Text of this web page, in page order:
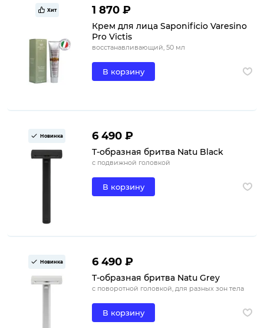
Хит 1 870 ₽
Крем для лица Saponificio Varesino
Pro Victis
восстанавливающий, 50 мл
В корзину
Новинка 6 490 ₽
Т-образная бритва Natu Black
с подвижной головкой
В корзину
Новинка 6 490 ₽
Т-образная бритва Natu Grey
с поворотной головкой, для разных зон тела
В корзину